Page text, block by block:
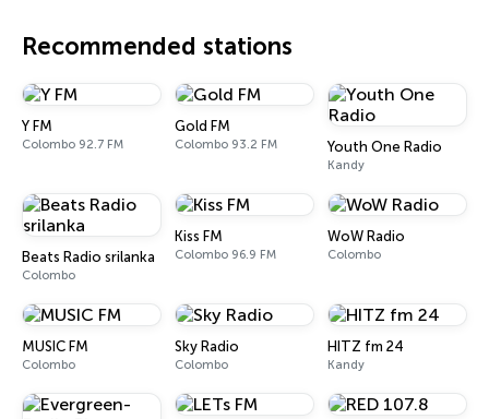
Recommended stations
Y FM
Colombo 92.7 FM
Gold FM
Colombo 93.2 FM Youth One Radio
Kandy
Beats Radio srilanka
Colombo
Kiss FM
Colombo 96.9 FM
WoW Radio
Colombo
MUSIC FM
Colombo
Sky Radio
Colombo
HITZ fm 24
Kandy